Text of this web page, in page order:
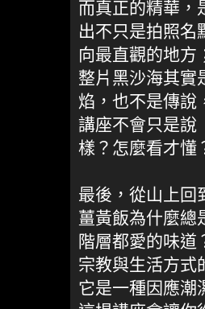
而真正的精華，
出不只是拍照名
向最直觀的地方
整片黑沙海其實
焰，也不是傳說
講座不會只是說
樣？怎麼看才懂
最後，從山上回
薑黃飯為什麼總
階層都愛的味道
宗教與生活方式
它是一種因應潮